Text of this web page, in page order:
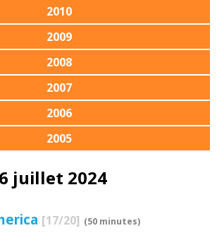
2010
2009
2008
2007
2006
2005
juillet 2024
[17/20] (50 minutes)